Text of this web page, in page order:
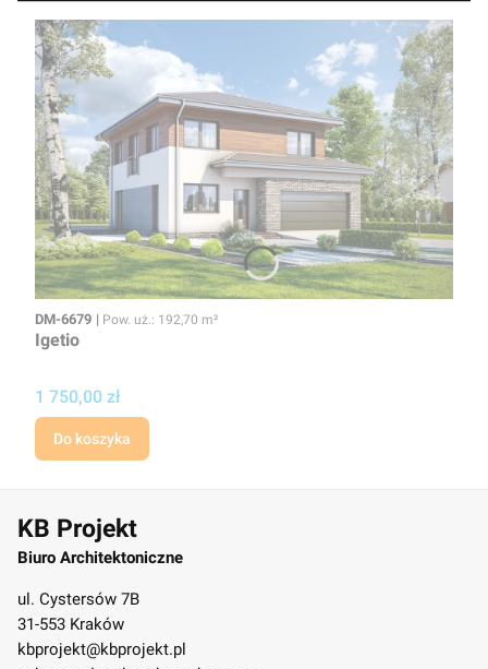
Kod
DM-6679 Powierzchnia użytkowa
Pow. uż.: 192,70 m²
Igetio
Cena projektu
1 750,00 zł
Do koszyka
KB Projekt
Biuro Architektoniczne
ul. Cystersów 7B
31-553 Kraków
kbprojekt@kbprojekt.pl